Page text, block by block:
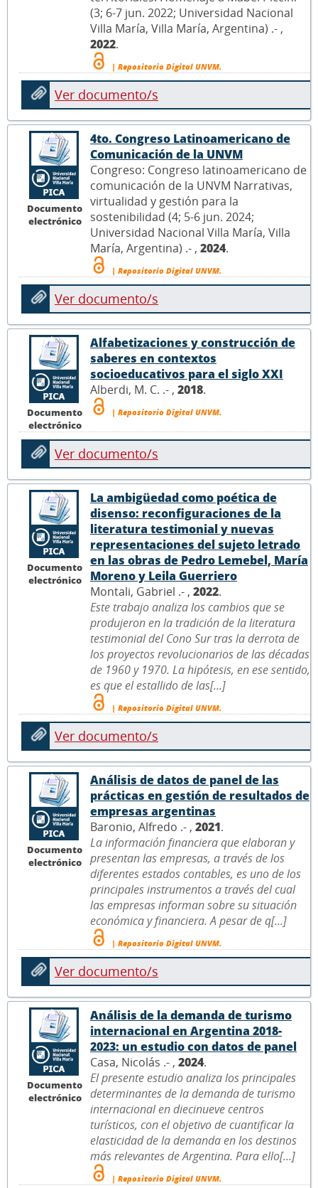
(3; 6-7 jun. 2022; Universidad Nacional
Villa María, Villa María, Argentina) .- ,
2022.
| Repositorio Digital UNVM.
Ver documento/s
Documento
electrónico
4to. Congreso Latinoamericano de
Comunicación de la UNVM
Congreso: Congreso latinoamericano de
comunicación de la UNVM Narrativas,
virtualidad y gestión para la
sostenibilidad (4; 5-6 jun. 2024;
Universidad Nacional Villa María, Villa
María, Argentina) .- , 2024.
| Repositorio Digital UNVM.
Ver documento/s
Documento
electrónico
Alfabetizaciones y construcción de
saberes en contextos
socioeducativos para el siglo XXI
Alberdi, M. C. .- , 2018.
| Repositorio Digital UNVM.
Ver documento/s
Documento
electrónico
La ambigüedad como poética de
disenso: reconfiguraciones de la
literatura testimonial y nuevas
representaciones del sujeto letrado
en las obras de Pedro Lemebel, María
Moreno y Leila Guerriero
Montali, Gabriel .- , 2022.
Este trabajo analiza los cambios que se
produjeron en la tradición de la literatura
testimonial del Cono Sur tras la derrota de
los proyectos revolucionarios de las décadas
de 1960 y 1970. La hipótesis, en ese sentido,
es que el estallido de las[...]
| Repositorio Digital UNVM.
Ver documento/s
Documento
electrónico
Análisis de datos de panel de las
prácticas en gestión de resultados de
empresas argentinas
Baronio, Alfredo .- , 2021.
La información financiera que elaboran y
presentan las empresas, a través de los
diferentes estados contables, es uno de los
principales instrumentos a través del cual
las empresas informan sobre su situación
económica y financiera. A pesar de q[...]
| Repositorio Digital UNVM.
Ver documento/s
Documento
electrónico
Análisis de la demanda de turismo
internacional en Argentina 2018-
2023: un estudio con datos de panel
Casa, Nicolás .- , 2024.
El presente estudio analiza los principales
determinantes de la demanda de turismo
internacional en diecinueve centros
turísticos, con el objetivo de cuantificar la
elasticidad de la demanda en los destinos
más relevantes de Argentina. Para ello[...]
| Repositorio Digital UNVM.